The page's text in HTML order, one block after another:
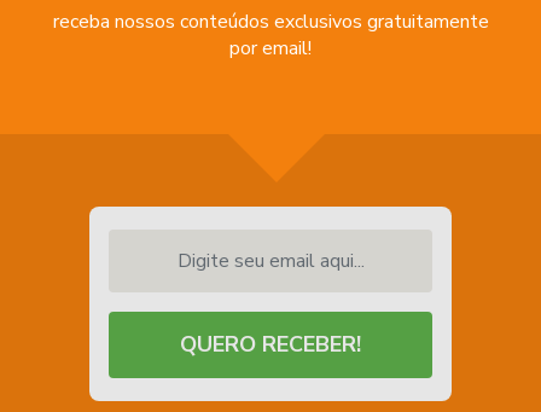
receba nossos conteúdos exclusivos gratuitamente
por email!
QUERO RECEBER!